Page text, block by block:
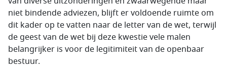
niet bindende adviezen, blijft er voldoende ruimte om
dit kader op te vatten naar de letter van de wet, terwijl
de geest van de wet bij deze kwestie vele malen
belangrijker is voor de legitimiteit van de openbaar
bestuur.